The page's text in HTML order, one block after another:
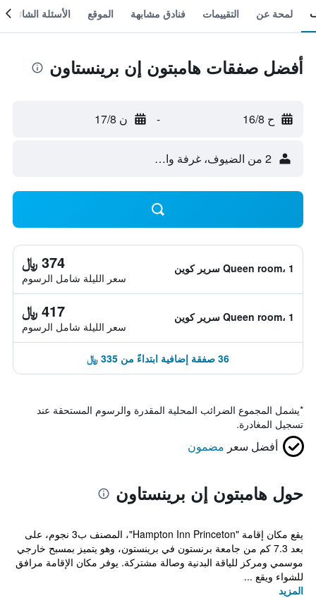
لمحة عن التقييمات فنادق مشابهة الموقع الأسئلة الشائعة
أفضل صفقات هامبتون إن برينستاون
ح 16/8 - ن 17/8
2 من الضيوف، غرفة واحدة
Queen room، 1 سرير كوين 374 ﷼
سعر الليلة شامل الرسوم
Queen room، 1 سرير كوين 417 ﷼
سعر الليلة شامل الرسوم
36 صفقة إضافية ابتداءً من 335 ﷼
*يشمل المجموع الضرائب المحلية المقدرة والرسوم المستحقة عند
تسجيل المغادرة.
أفضل سعر مضمون
حول هامبتون إن برينستاون
يقع مكان إقامة "Hampton Inn Princeton"، المصنف ب3 نجوم، على
بعد 7.3 كم من جامعة برنستون في برينستون، وهو يتميز بمسبح خارجي
موسمي ومركز للياقة البدنية وصالة مشتركة. يوفر مكان الإقامة مرافق
للشواء ويقع ...
المزيد